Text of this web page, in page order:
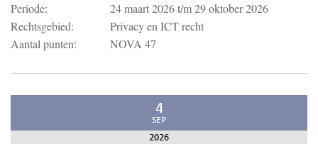
Periode: 24 maart 2026t/m29 oktober 2026
Rechtsgebied:
Privacy en ICT recht
Aantal punten:
NOVA 47
4
SEP
2026